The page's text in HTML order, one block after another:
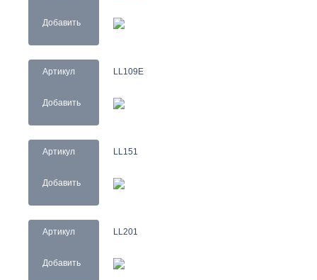
Добавить
Артикул
Добавить
LL109E
Артикул
Добавить
LL151
Артикул
Добавить
LL201